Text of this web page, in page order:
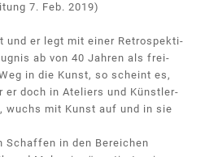
7. Feb. 2019)
und er legt mit ei­ner Re­tro­spek­ti­
ab von 40 Jah­ren als frei­
in die Kunst, so scheint es,
er doch in Ate­liers und Künst­ler­
wuchs mit Kunst auf und in sie
Schaf­fen in den Be­rei­chen